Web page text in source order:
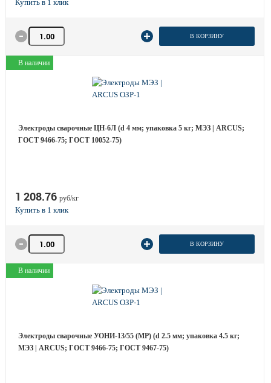
Количество товара В КОРЗИНУ
В наличии
Электроды сварочные ЦН-6Л (d 4 мм; упаковка 5 кг; МЭЗ | ARCUS;
ГОСТ 9466-75; ГОСТ 10052-75)
1 208.76 руб/кг
Количество товара В КОРЗИНУ
В наличии
Электроды сварочные УОНИ-13/55 (МР) (d 2.5 мм; упаковка 4.5 кг;
МЭЗ | ARCUS; ГОСТ 9466-75; ГОСТ 9467-75)